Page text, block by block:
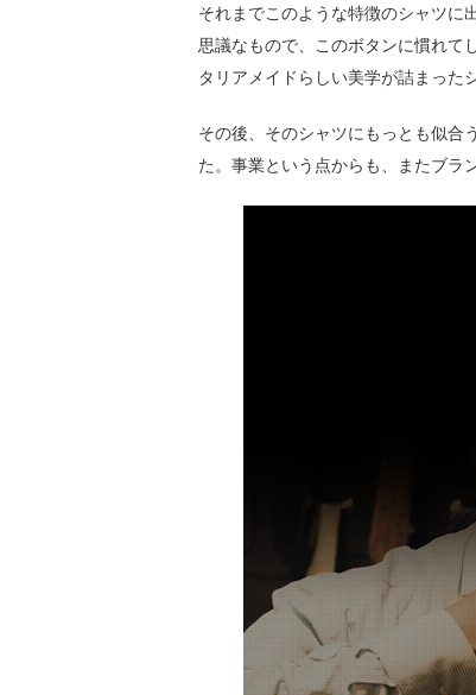
それまでこのような特徴のシャツに
思議なもので、このボタンに慣れて
タリアメイドらしい美学が詰まった
その後、そのシャツにもっとも似合
た。事業という点からも、またブラ